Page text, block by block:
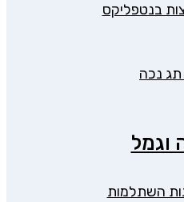
בנטפליקס
תג נכה
וגמל
השתלמות